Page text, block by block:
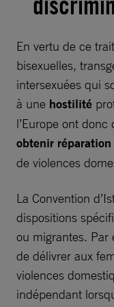
En vertu de ce
bisexuelles,
intersexuées qui
à une hostilité
l’Europe ont
obtenir réparation
de violences
La Convention
dispositions
ou migrantes. Par
de délivrer aux
violences
indépendant